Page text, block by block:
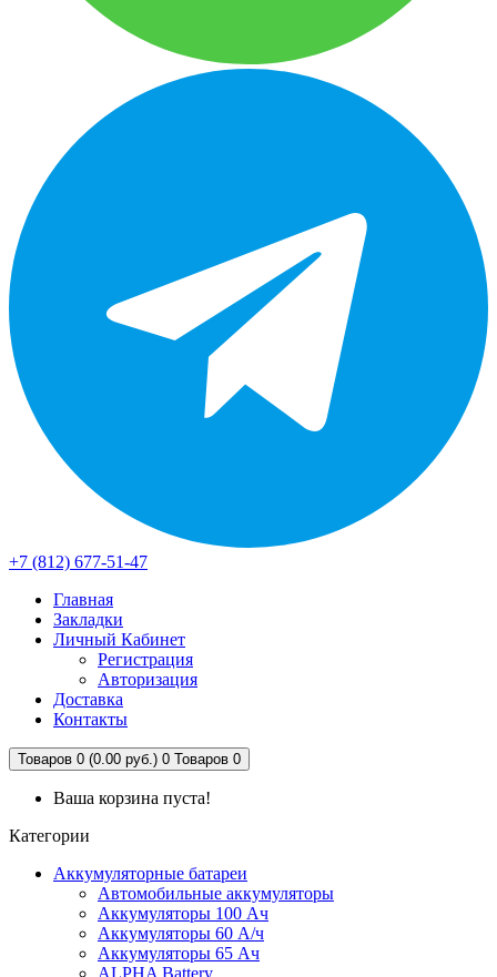
+7 (812) 677-51-47
Главная
Закладки
Личный Кабинет
Регистрация
Авторизация
Доставка
Контакты
Товаров 0 (0.00 руб.) 0 Товаров 0
Ваша корзина пуста!
Категории
Аккумуляторные батареи
Автомобильные аккумуляторы
Аккумуляторы 100 Ач
Аккумуляторы 60 А/ч
Аккумуляторы 65 Ач
ALPHA Battery